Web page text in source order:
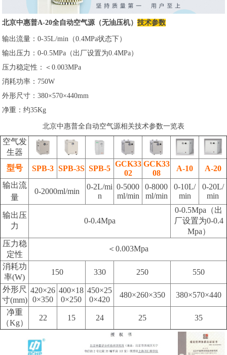
北京中惠普A-20全自动空气源（无油压机） 技术参数
输出流量：0-35L/min（0.4MPa状态下）
输出压力：0-0.5MPa（出厂设置为0.4MPa）
压力稳定性：＜0.003MPa
消耗功率：750W
外形尺寸：380×570×440mm
净重：约35Kg
北京中惠普全自动空气源相关技术参数一览表
空气发
生器
型号
SPB-3 SPB-3S SPB-5
GCK33
02
GCK33
08
A-10
A-20
输出流
量
0-2000ml/min
0-2L/mi
n
0-5000
ml/min
0-8000
ml/min
0-10L/
min
0-20L/
min
输出压
力
0-0.4Mpa
0-0.5Mpa（出
厂设置为0-0.4
Mpa）
压力稳
定性
＜0.003Mpa
消耗功
率(W)
150 330 250
550
外形尺
寸(mm)
420×26
0×350
400×18
0×250
450×25
0×420
480×260×350
380×570×440
净重
（Kg）
22 15 24 25 35